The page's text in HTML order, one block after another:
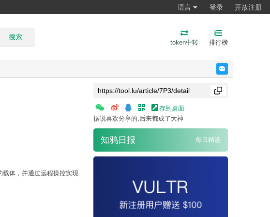
语言 登录 开放注册
搜索
token中转 排行榜
载体，并通过远程操控实现
存到桌面
据说喜欢分享的,后来都成了大神
知鸦日报 每日精选